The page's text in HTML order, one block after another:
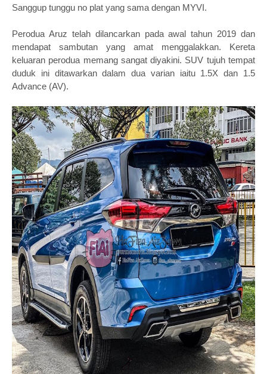
Sanggup tunggu no plat yang sama dengan MYVI.
Perodua Aruz telah dilancarkan pada awal tahun 2019 dan
mendapat sambutan yang amat menggalakkan. Kereta
keluaran perodua memang sangat diyakini. SUV tujuh tempat
duduk ini ditawarkan dalam dua varian iaitu 1.5X dan 1.5
Advance (AV).